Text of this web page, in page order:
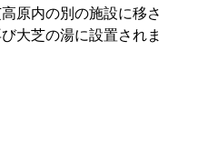
原内の別の施設に移さ
大芝の湯に設置されま